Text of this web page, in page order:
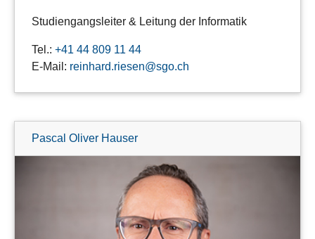
Studiengangsleiter & Leitung der Informatik
Tel.: +41 44 809 11 44
E-Mail: reinhard.riesen@sgo.ch
Pascal Oliver Hauser